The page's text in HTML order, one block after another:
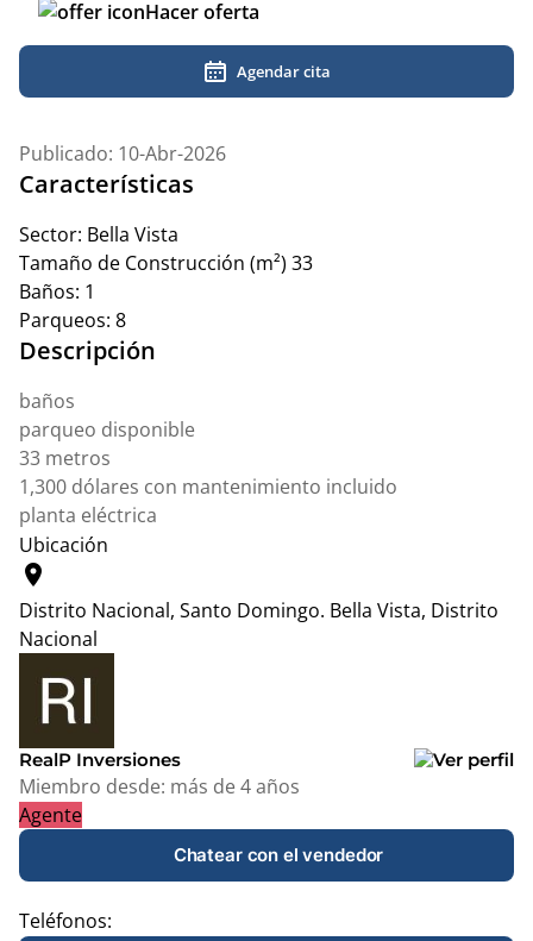
Hacer oferta
Agendar cita
Publicado: 10-Abr-2026
Características
Sector: Bella Vista
Tamaño de Construcción (m²) 33
Baños: 1
Parqueos: 8
Descripción
baños
parqueo disponible
33 metros
1,300 dólares con mantenimiento incluido
planta eléctrica
Ubicación
location_on
Distrito Nacional, Santo Domingo. Bella Vista, Distrito
Nacional
+
−
RealP Inversiones
Miembro desde: más de 4 años
Agente
Chatear con el vendedor
Teléfonos: